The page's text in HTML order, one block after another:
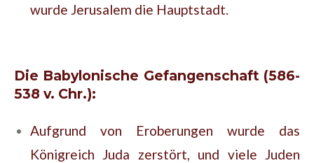
wurde Jerusalem die Hauptstadt.
Die Babylonische Gefangenschaft (586-
538 v. Chr.):
Aufgrund von Eroberungen wurde das
Königreich Juda zerstört, und viele Juden